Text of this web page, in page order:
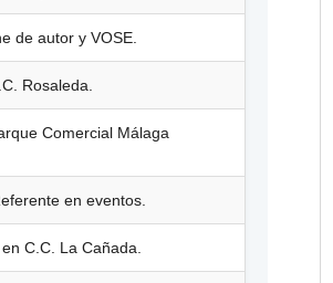
de autor y VOSE.
Rosaleda.
Comercial Málaga
en eventos.
C.C. La Cañada.